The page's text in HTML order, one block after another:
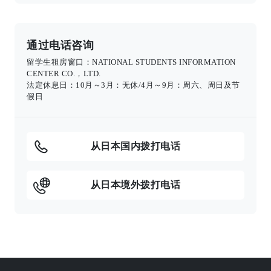
通过电话咨询
留学生租房窗口：NATIONAL STUDENTS INFORMATION
CENTER CO.，LTD.
法定休息日：10月～3月：无休/4月～9月：周六、周日及节
假日
从日本国内拨打电话
从日本境外拨打电话